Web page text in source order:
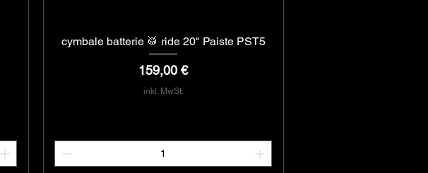
Schnellansicht
cymbale batterie 🥁 ride 20" Paiste PST5
Preis
159,00 €
inkl. MwSt.